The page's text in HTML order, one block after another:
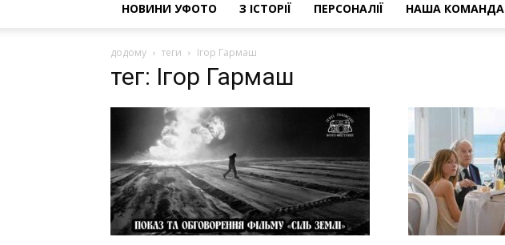
НОВИНИ УФОТО З ІСТОРІЇ ПЕРСОНАЛІЇ НАША КОМАНДА
додому теги Ігор Гармаш
тег: Ігор Гармаш